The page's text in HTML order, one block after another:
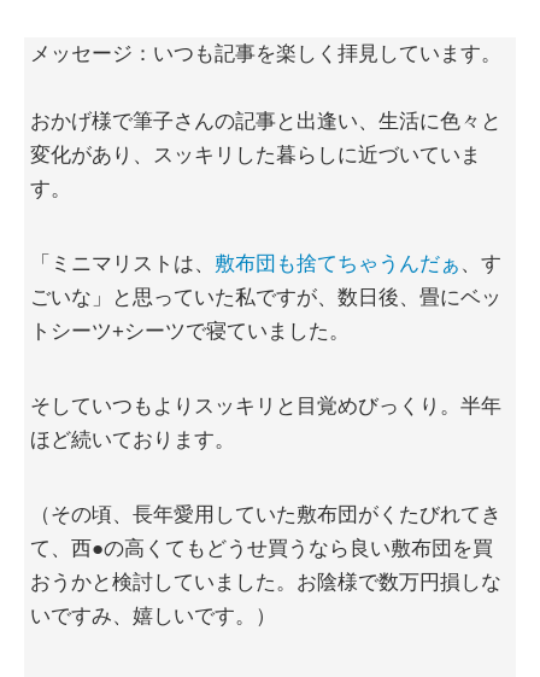
メッセージ：いつも記事を楽しく拝見しています。
おかげ様で筆子さんの記事と出逢い、生活に色々と
変化があり、スッキリした暮らしに近づいていま
す。
「ミニマリストは、 敷布団も捨てちゃうんだぁ 、す
ごいな」と思っていた私ですが、数日後、畳にベッ
トシーツ+シーツで寝ていました。
そしていつもよりスッキリと目覚めびっくり。半年
ほど続いております。
（その頃、長年愛用していた敷布団がくたびれてき
て、西●の高くてもどうせ買うなら良い敷布団を買
おうかと検討していました。お陰様で数万円損しな
いですみ、嬉しいです。）